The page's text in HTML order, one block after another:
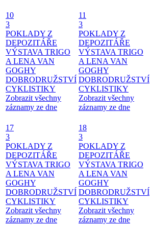
10
3
POKLADY Z
DEPOZITÁŘE
VÝSTAVA TRIGO
A LENA VAN
GOGHY
DOBRODRUŽSTVÍ
CYKLISTIKY
Zobrazit všechny
záznamy ze dne
11
3
POKLADY Z
DEPOZITÁŘE
VÝSTAVA TRIGO
A LENA VAN
GOGHY
DOBRODRUŽSTVÍ
CYKLISTIKY
Zobrazit všechny
záznamy ze dne
17
3
POKLADY Z
DEPOZITÁŘE
VÝSTAVA TRIGO
A LENA VAN
GOGHY
DOBRODRUŽSTVÍ
CYKLISTIKY
Zobrazit všechny
záznamy ze dne
18
3
POKLADY Z
DEPOZITÁŘE
VÝSTAVA TRIGO
A LENA VAN
GOGHY
DOBRODRUŽSTVÍ
CYKLISTIKY
Zobrazit všechny
záznamy ze dne